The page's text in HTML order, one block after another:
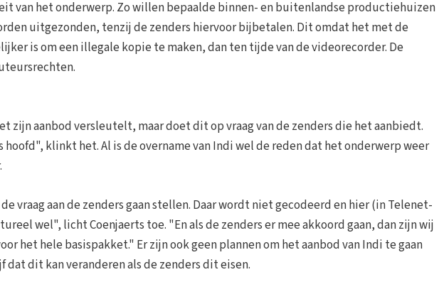
van het onderwerp. Zo willen bepaalde binnen- en buitenlandse productiehuizen
uitgezonden, tenzij de zenders hiervoor bijbetalen. Dit omdat het met de
is om een illegale kopie te maken, dan ten tijde van de videorecorder. De
zijn aanbod versleutelt, maar doet dit op vraag van de zenders die het aanbiedt.
klinkt het. Al is de overname van Indi wel de reden dat het onderwerp weer
vraag aan de zenders gaan stellen. Daar wordt niet gecodeerd en hier (in Telenet-
wel", licht Coenjaerts toe. "En als de zenders er mee akkoord gaan, dan zijn wij
het hele basispakket." Er zijn ook geen plannen om het aanbod van Indi te gaan
dit kan veranderen als de zenders dit eisen.